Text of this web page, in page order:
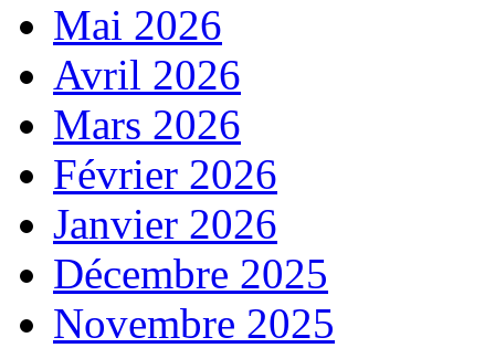
Mai 2026
Avril 2026
Mars 2026
Février 2026
Janvier 2026
Décembre 2025
Novembre 2025